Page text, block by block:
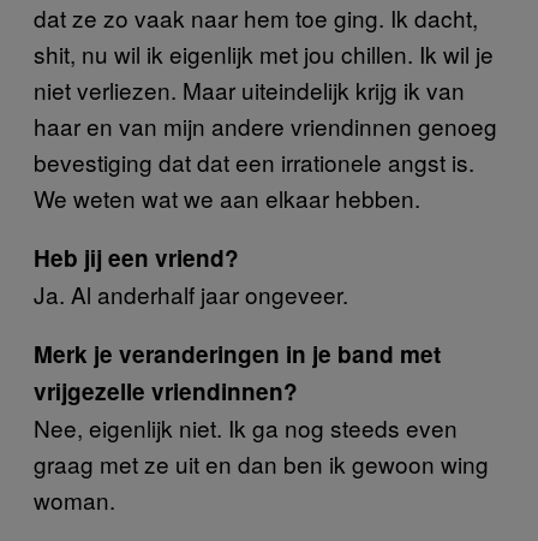
dat ze zo vaak naar hem toe ging. Ik dacht,
shit, nu wil ik eigenlijk met jou chillen. Ik wil je
niet verliezen. Maar uiteindelijk krijg ik van
haar en van mijn andere vriendinnen genoeg
bevestiging dat dat een irrationele angst is.
We weten wat we aan elkaar hebben.
Heb jij een vriend?
Ja. Al anderhalf jaar ongeveer.
Merk je veranderingen in je band met
vrijgezelle vriendinnen?
Nee, eigenlijk niet. Ik ga nog steeds even
graag met ze uit en dan ben ik gewoon wing
woman.